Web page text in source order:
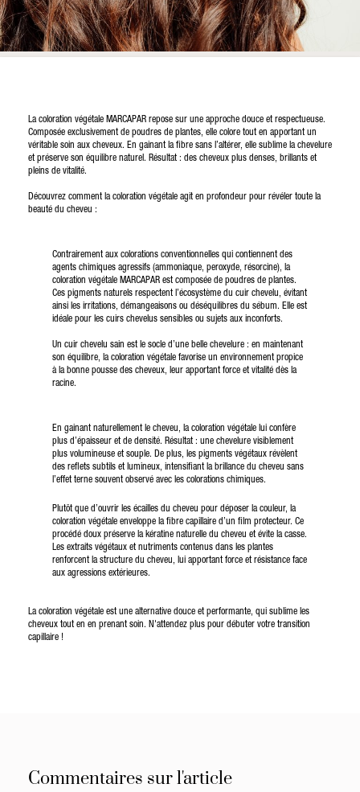
La coloration végétale MARCAPAR repose sur une approche douce et respectueuse.
Composée exclusivement de poudres de plantes, elle colore tout en apportant un
véritable soin aux cheveux. En gainant la fibre sans l’altérer, elle sublime la chevelure
et préserve son équilibre naturel. Résultat : des cheveux plus denses, brillants et
pleins de vitalité.
Découvrez comment la coloration végétale agit en profondeur pour révéler toute la
beauté du cheveu :
Contrairement aux colorations conventionnelles qui contiennent des
agents chimiques agressifs (ammoniaque, peroxyde, résorcine), la
coloration végétale MARCAPAR est composée de poudres de plantes.
Ces pigments naturels respectent l’écosystème du cuir chevelu, évitant
ainsi les irritations, démangeaisons ou déséquilibres du sébum. Elle est
idéale pour les cuirs chevelus sensibles ou sujets aux inconforts.
Un cuir chevelu sain est le socle d’une belle chevelure : en maintenant
son équilibre, la coloration végétale favorise un environnement propice
à la bonne pousse des cheveux, leur apportant force et vitalité dès la
racine.
En gainant naturellement le cheveu, la coloration végétale lui confère
plus d’épaisseur et de densité. Résultat : une chevelure visiblement
plus volumineuse et souple. De plus, les pigments végétaux révèlent
des reflets subtils et lumineux, intensifiant la brillance du cheveu sans
l’effet terne souvent observé avec les colorations chimiques.
Plutôt que d’ouvrir les écailles du cheveu pour déposer la couleur, la
coloration végétale enveloppe la fibre capillaire d’un film protecteur. Ce
procédé doux préserve la kératine naturelle du cheveu et évite la casse.
Les extraits végétaux et nutriments contenus dans les plantes
renforcent la structure du cheveu, lui apportant force et résistance face
aux agressions extérieures.
La coloration végétale est une alternative douce et performante, qui sublime les
cheveux tout en en prenant soin. N'attendez plus pour débuter votre transition
capillaire !
Commentaires sur l'article